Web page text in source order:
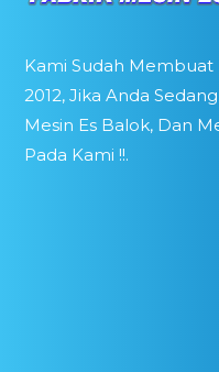
Kami Sudah Membuat
2012, Jika Anda
Mesin Es Balok, Dan
Pada Kami !!.